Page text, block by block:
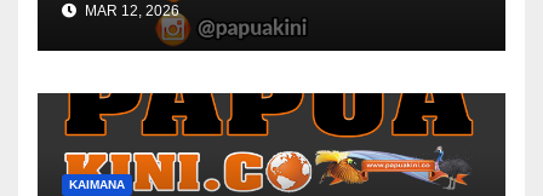
MAR 12, 2026
KAIMANA